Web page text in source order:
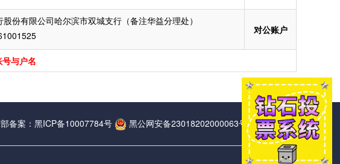
份有限公司哈尔滨市双城支行（备注华益分理处）
对公账户
与户名
备案： 黑ICP备10007784号 黑公网安备23018202000063号